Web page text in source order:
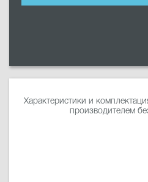
Характеристики и
производителем